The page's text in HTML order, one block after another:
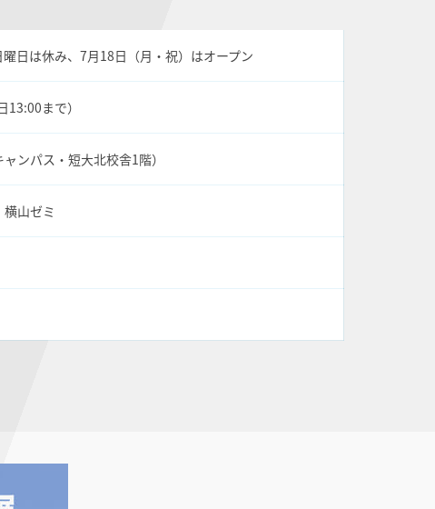
日は休み、7月18日（月・祝）はオープン
まで）
ンパス・短大北校舎1階）
山ゼミ